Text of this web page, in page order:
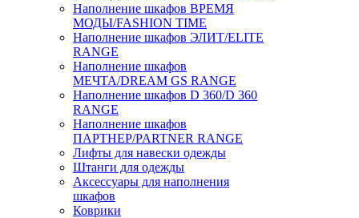
Наполнение шкафов ВРЕМЯ
МОДЫ/FASHION TIME
Наполнение шкафов ЭЛИТ/ELITE
RANGE
Наполнение шкафов
МЕЧТА/DREAM GS RANGE
Наполнение шкафов D 360/D 360
RANGE
Наполнение шкафов
ПАРТНЕР/PARTNER RANGE
Лифты для навески одежды
Штанги для одежды
Аксессуары для наполнения
шкафов
Коврики